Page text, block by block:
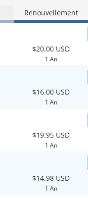
Renouvellement
$20.00 USD
1 An
$16.00 USD
1 An
$19.95 USD
1 An
$14.98 USD
1 An